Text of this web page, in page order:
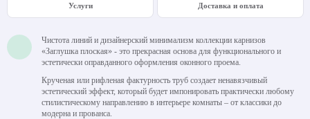
Услуги Доставка и оплата
Чистота линий и дизайнерский минимализм коллекции карнизов
«Заглушка плоская» - это прекрасная основа для функционального и
эстетически оправданного оформления оконного проема.
Крученая или рифленая фактурность труб создает ненавязчивый
эстетический эффект, который будет импонировать практически любому
стилистическому направлению в интерьере комнаты – от классики до
модерна и прованса.